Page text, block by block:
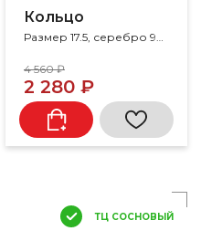
Кольцо
4 560 ₽
2 280 ₽
ТЦ СОСНОВЫЙ